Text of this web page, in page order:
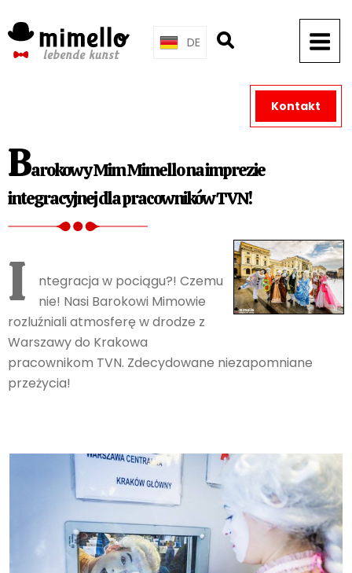
to
content
DE
Barokowy Mim Mimello na imprezie
integracyjnej dla pracowników TVN!
I
ntegracja w pociągu?! Czemu
nie! Nasi Barokowi Mimowie
rozluźniali atmosferę w drodze z
Warszawy do Krakowa
pracownikom TVN. Zdecydowane niezapomniane
przeżycia!
Kontakt